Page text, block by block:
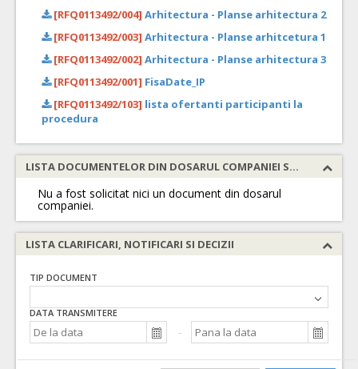
[RFQ0113492/004] Arhitectura - Planse arhitectura 2
[RFQ0113492/003] Arhitectura - Planse arhitcetura 1
[RFQ0113492/002] Arhitectura - Planse arhitectura 3
[RFQ0113492/001] FisaDate_IP
[RFQ0113492/103] lista ofertanti participanti la
procedura
LISTA DOCUMENTELOR DIN DOSARUL COMPANIEI SOLICITATE
Nu a fost solicitat nici un document din dosarul
companiei.
LISTA CLARIFICARI, NOTIFICARI SI DECIZII
TIP DOCUMENT
DATA TRANSMITERE